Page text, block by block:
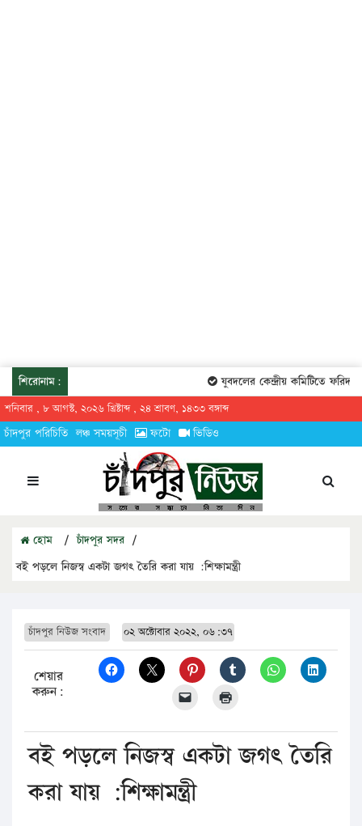
শিরোনাম: যুবদলের কেন্দ্রীয় কমিটিতে
শনিবার , ৮ আগস্ট, ২০২৬ খ্রিষ্টাব্দ , ২৪ শ্রাবণ, ১৪৩৩ বঙ্গাব্দ
চাঁদপুর পরিচিতি লঞ্চ সময়সূচী ফটো ভিডিও
হোম / চাঁদপুর সদর /
বই পড়লে নিজস্ব একটা জগৎ তৈরি করা যায় :শিক্ষামন্ত্রী
চাঁদপুর নিউজ সংবাদ ০২ অক্টোবার ২০২২, ০৬:৩৭
শেয়ার
করুন:
বই পড়লে নিজস্ব একটা জগৎ তৈরি
করা যায় :শিক্ষামন্ত্রী